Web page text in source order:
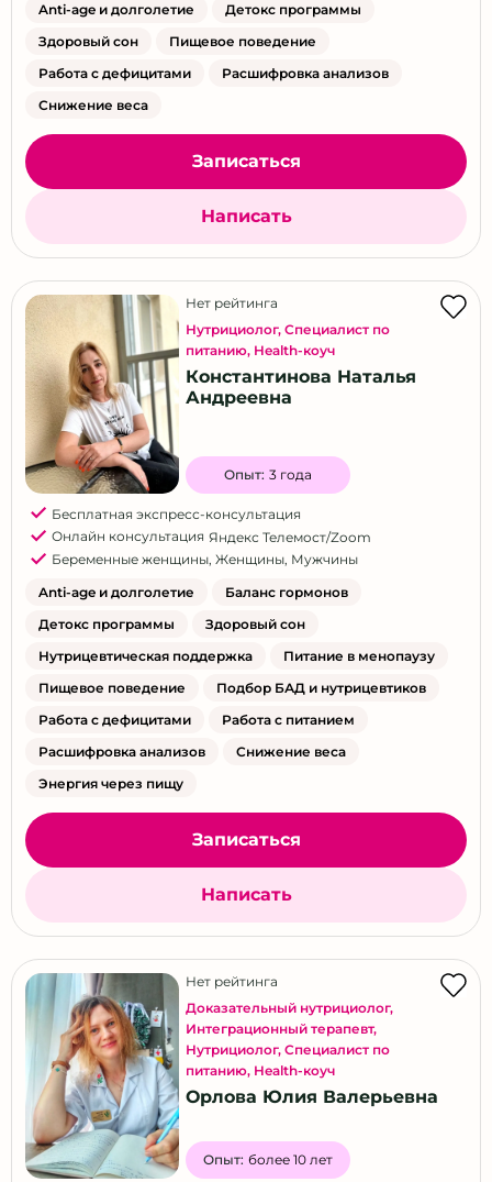
Anti-age и долголетие
Детокс программы
Здоровый сон
Пищевое поведение
Работа с дефицитами
Расшифровка анализов
Снижение веса
Записаться
Написать
Нет рейтинга
Нутрициолог, Специалист по
питанию, Health-коуч
Константинова Наталья
Андреевна
Опыт: 3 года
Бесплатная экспресс-консультация
Онлайн консультация Яндекс Телемост/Zoom
Беременные женщины, Женщины, Мужчины
Anti-age и долголетие
Баланс гормонов
Детокс программы
Здоровый сон
Нутрицевтическая поддержка
Питание в менопаузу
Пищевое поведение
Подбор БАД и нутрицевтиков
Работа с дефицитами
Работа с питанием
Расшифровка анализов
Снижение веса
Энергия через пищу
Записаться
Написать
Нет рейтинга
Доказательный нутрициолог,
Интеграционный терапевт,
Нутрициолог, Специалист по
питанию, Health-коуч
Орлова Юлия Валерьевна
Опыт: более 10 лет